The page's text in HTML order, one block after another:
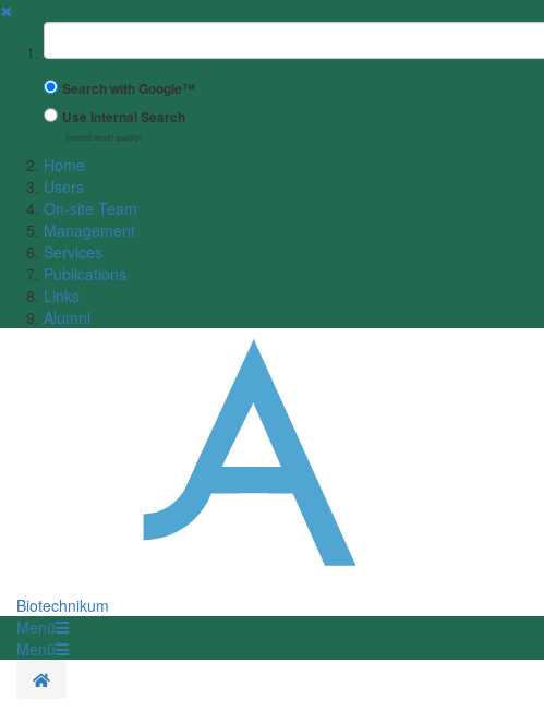
✖
Suchbegriff
Search with Google™
Use Internal Search
(limited result quality)
Home
Users
On-site Team
Management
Services
Publications
Links
Alumni
Biotechnikum
Menü
Menü
Homepage